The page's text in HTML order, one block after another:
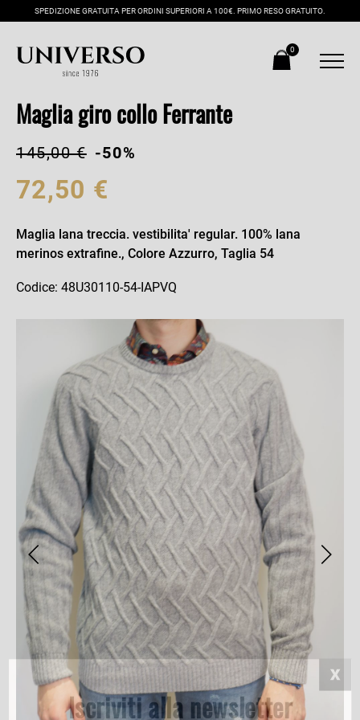
SPEDIZIONE GRATUITA PER ORDINI SUPERIORI A 100€. PRIMO RESO GRATUITO.
0
Maglia giro collo Ferrante
145,00 € -50%
72,50 €
Maglia lana treccia. vestibilita' regular. 100% lana
merinos extrafine., Colore Azzurro, Taglia 54
Codice: 48U30110-54-IAPVQ
Iscriviti alla newsletter